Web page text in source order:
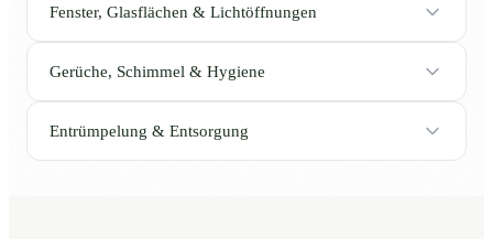
Fenster, Glasflächen & Lichtöffnungen
Gerüche, Schimmel & Hygiene
Entrümpelung & Entsorgung